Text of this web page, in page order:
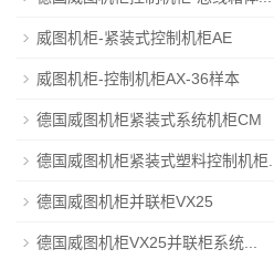
威图机柜-紧装式控制机柜AE
威图机柜-控制机柜AX-36样本
德国威图机柜紧装式系统机柜CM
德国威图机柜紧装式塑料控制机柜...
德国威图机柜并联柜VX25
德国威图机柜VX25并联柜系统...